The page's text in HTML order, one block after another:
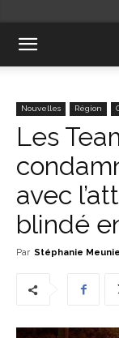
Nouvelles Région
Les
avec
blindé
Par Stéphanie